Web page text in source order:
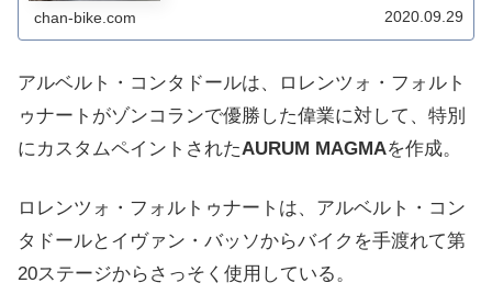
専用モデルで妥協を許さないレーシングバイ...
chan-bike.com 2020.09.29
アルベルト・コンタドールは、ロレンツォ・フォルト
ゥナートがゾンコランで優勝した偉業に対して、特別
にカスタムペイントされたAURUM MAGMAを作成。
ロレンツォ・フォルトゥナートは、アルベルト・コン
タドールとイヴァン・バッソからバイクを手渡れて第
20ステージからさっそく使用している。